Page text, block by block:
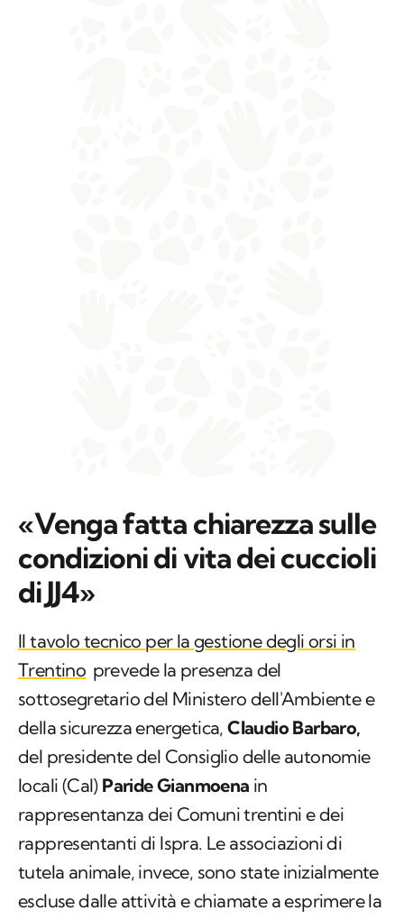
«Venga fatta chiarezza sulle
condizioni di vita dei cuccioli
di JJ4»
Il tavolo tecnico per la gestione degli orsi in
Trentino prevede la presenza del
sottosegretario del Ministero dell'Ambiente e
della sicurezza energetica,Claudio Barbaro,
del presidente del Consiglio delle autonomie
locali (Cal) Paride Gianmoena in
rappresentanza dei Comuni trentini e dei
rappresentanti di Ispra. Le associazioni di
tutela animale, invece, sono state inizialmente
escluse dalle attività e chiamate a esprimere la